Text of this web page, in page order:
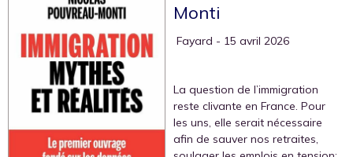
Monti
‎ Fayard - 15 avril 2026
La question de l’immigration
reste clivante en France. Pour
les uns, elle serait nécessaire
afin de sauver nos retraites,